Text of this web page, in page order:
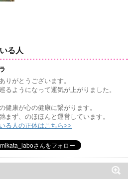
る人
りがとうございます。
るようになって運気が上がりました。
健康が心の健康に繋がります。
まず、のほほんと運営しています。
る人の正体はこちら>>